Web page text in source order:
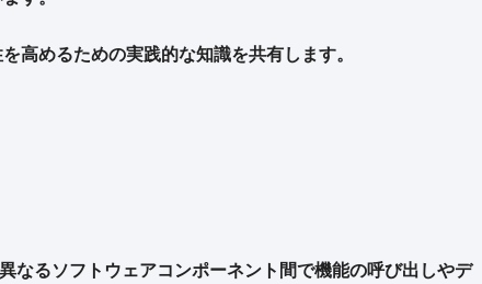
高めるための実践的な知識を共有します。
ソフトウェアコンポーネント間で機能の呼び出しやデ